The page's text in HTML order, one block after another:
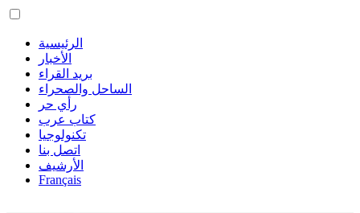
الرئيسية
الأخبار
بريد القراء
الساحل والصحراء
رأي حر
كتاب عرب
تكنولوجيا
اتصل بنا
الأرشيف
Français